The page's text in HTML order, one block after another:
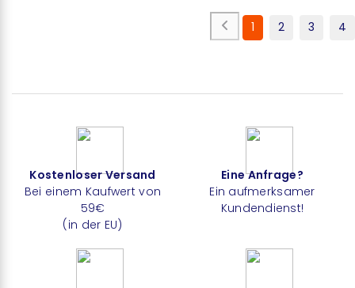
1 2 3 4
Kostenloser Versand
Bei einem Kaufwert von
59€
(in der EU)
Eine Anfrage?
Ein aufmerksamer
Kundendienst!